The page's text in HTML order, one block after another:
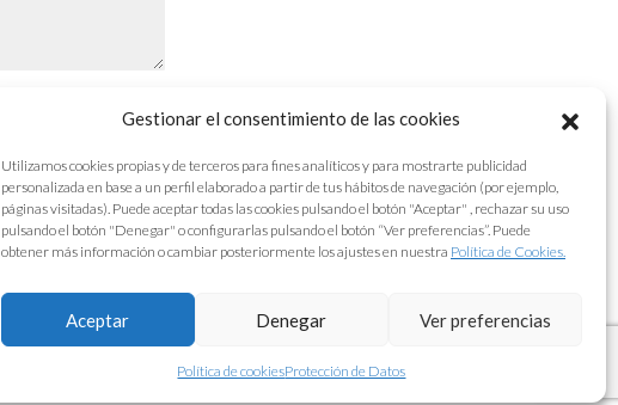
Gestionar el consentimiento de las cookies
Utilizamos cookies propias y de terceros para fines analíticos y para mostrarte publicidad
personalizada en base a un perfil elaborado a partir de tus hábitos de navegación (por ejemplo,
páginas visitadas). Puede aceptar todas las cookies pulsando el botón "Aceptar" , rechazar su uso
pulsando el botón "Denegar" o configurarlas pulsando el botón “Ver preferencias”. Puede
obtener más información o cambiar posteriormente los ajustes en nuestra Política de Cookies.
Aceptar Denegar Ver preferencias
Política de cookiesProtección de Datos